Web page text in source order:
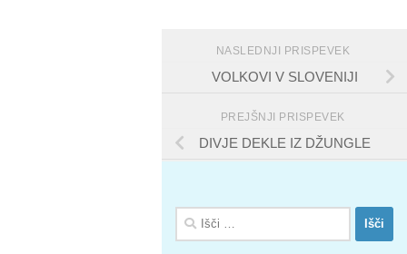
NASLEDNJI PRISPEVEK
VOLKOVI V SLOVENIJI
PREJŠNJI PRISPEVEK
DIVJE DEKLE IZ DŽUNGLE
Išči: